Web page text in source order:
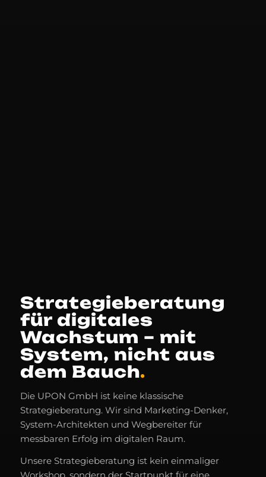
Strategieberatung
für digitales
Wachstum – mit
System, nicht aus
dem Bauch.
Die UPON GmbH ist keine klassische
Strategieberatung. Wir sind Marketing-Denker,
System-Architekten und Wegbereiter für
messbaren Erfolg im digitalen Raum.
Unsere Strategieberatung ist kein einmaliger